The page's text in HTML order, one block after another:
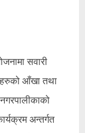
सवारी
आँखा तथा
अन्तर्गत